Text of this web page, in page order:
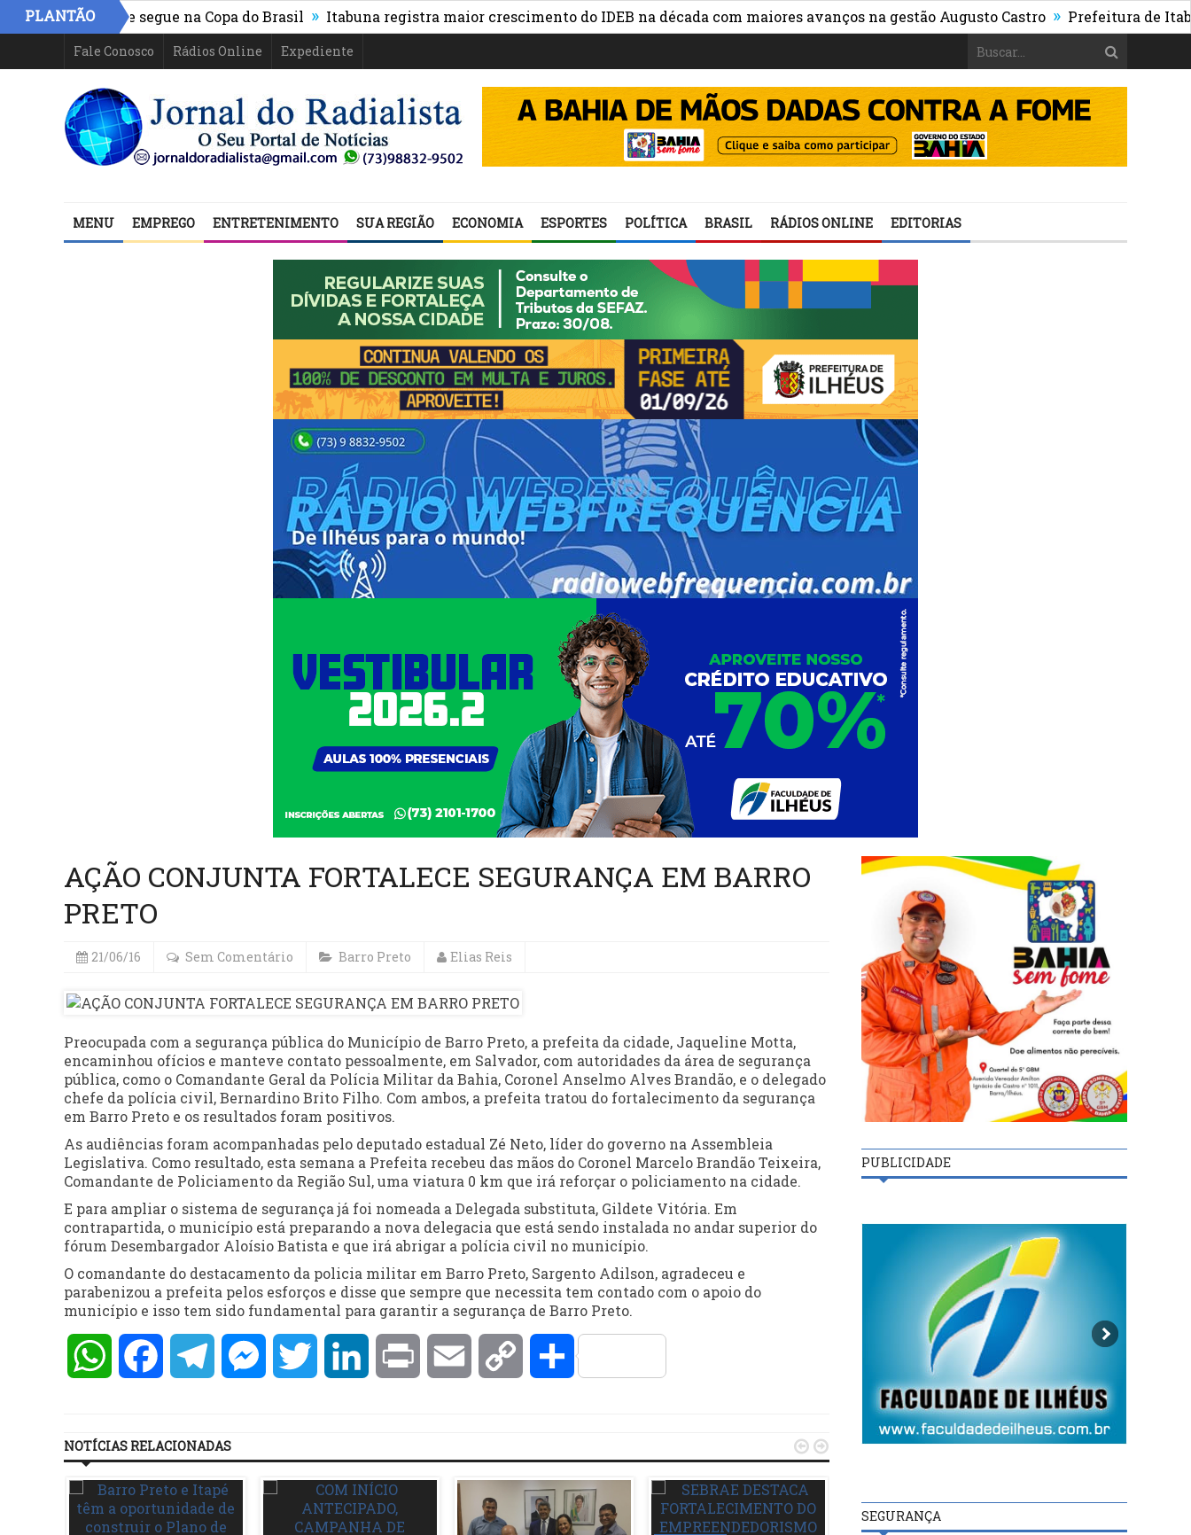
PLANTÃO
PR e segue na Copa do Brasil » Itabuna registra maior crescimento do IDEB na década com maiores avanços na gestão Augusto Castro » Prefeitura de Itabuna
Fale Conosco Rádios Online Expediente
MENU EMPREGO ENTRETENIMENTO SUA REGIÃO ECONOMIA ESPORTES POLÍTICA BRASIL RÁDIOS ONLINE EDITORIAS
AÇÃO CONJUNTA FORTALECE SEGURANÇA EM BARRO
PRETO
21/06/16 Sem Comentário Barro Preto Elias Reis
Preocupada com a segurança pública do Município de Barro Preto, a prefeita da cidade, Jaqueline Motta,
encaminhou ofícios e manteve contato pessoalmente, em Salvador, com autoridades da área de segurança
pública, como o Comandante Geral da Polícia Militar da Bahia, Coronel Anselmo Alves Brandão, e o delegado
chefe da polícia civil, Bernardino Brito Filho. Com ambos, a prefeita tratou do fortalecimento da segurança
em Barro Preto e os resultados foram positivos.
As audiências foram acompanhadas pelo deputado estadual Zé Neto, líder do governo na Assembleia
Legislativa. Como resultado, esta semana a Prefeita recebeu das mãos do Coronel Marcelo Brandão Teixeira,
Comandante de Policiamento da Região Sul, uma viatura 0 km que irá reforçar o policiamento na cidade.
E para ampliar o sistema de segurança já foi nomeada a Delegada substituta, Gildete Vitória. Em
contrapartida, o município está preparando a nova delegacia que está sendo instalada no andar superior do
fórum Desembargador Aloísio Batista e que irá abrigar a polícia civil no município.
O comandante do destacamento da policia militar em Barro Preto, Sargento Adilson, agradeceu e
parabenizou a prefeita pelos esforços e disse que sempre que necessita tem contado com o apoio do
município e isso tem sido fundamental para garantir a segurança de Barro Preto.
WhatsAppFacebookTelegramMessengerTwitter LinkedInPrint Email Copy Compartilhar
NOTÍCIAS RELACIONADAS  
PUBLICIDADE
SEGURANÇA